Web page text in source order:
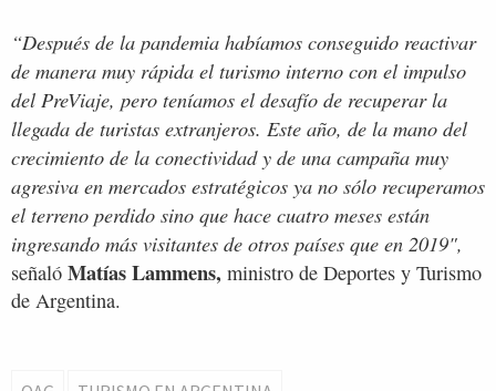
“Después de la pandemia habíamos conseguido reactivar
de manera muy rápida el turismo interno con el impulso
del PreViaje, pero teníamos el desafío de recuperar la
llegada de turistas extranjeros. Este año, de la mano del
crecimiento de la conectividad y de una campaña muy
agresiva en mercados estratégicos ya no sólo recuperamos
el terreno perdido sino que hace cuatro meses están
ingresando más visitantes de otros países que en 2019",
señaló Matías Lammens, ministro de Deportes y Turismo
de Argentina.